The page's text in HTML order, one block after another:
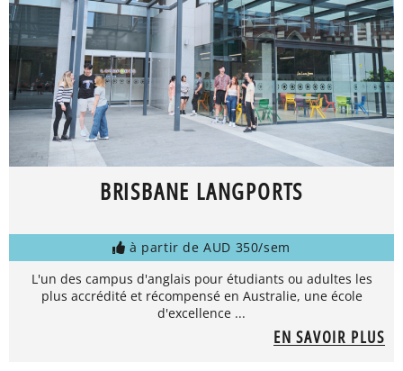
BRISBANE LANGPORTS
à partir de AUD 350/sem
L'un des campus d'anglais pour étudiants ou adultes les
plus accrédité et récompensé en Australie, une école
d'excellence ...
EN SAVOIR PLUS